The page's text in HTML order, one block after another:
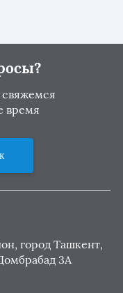
время
город Ташкент,
3А